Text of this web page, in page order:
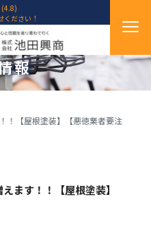
(4.8)
ださい！
報
！【屋根塗装】【悪徳業者要注
ます！！【屋根塗装】